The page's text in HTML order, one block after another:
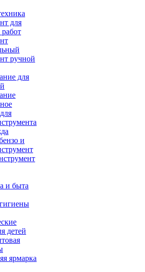
для
ручной
для
и
и быта
детей
ярмарка